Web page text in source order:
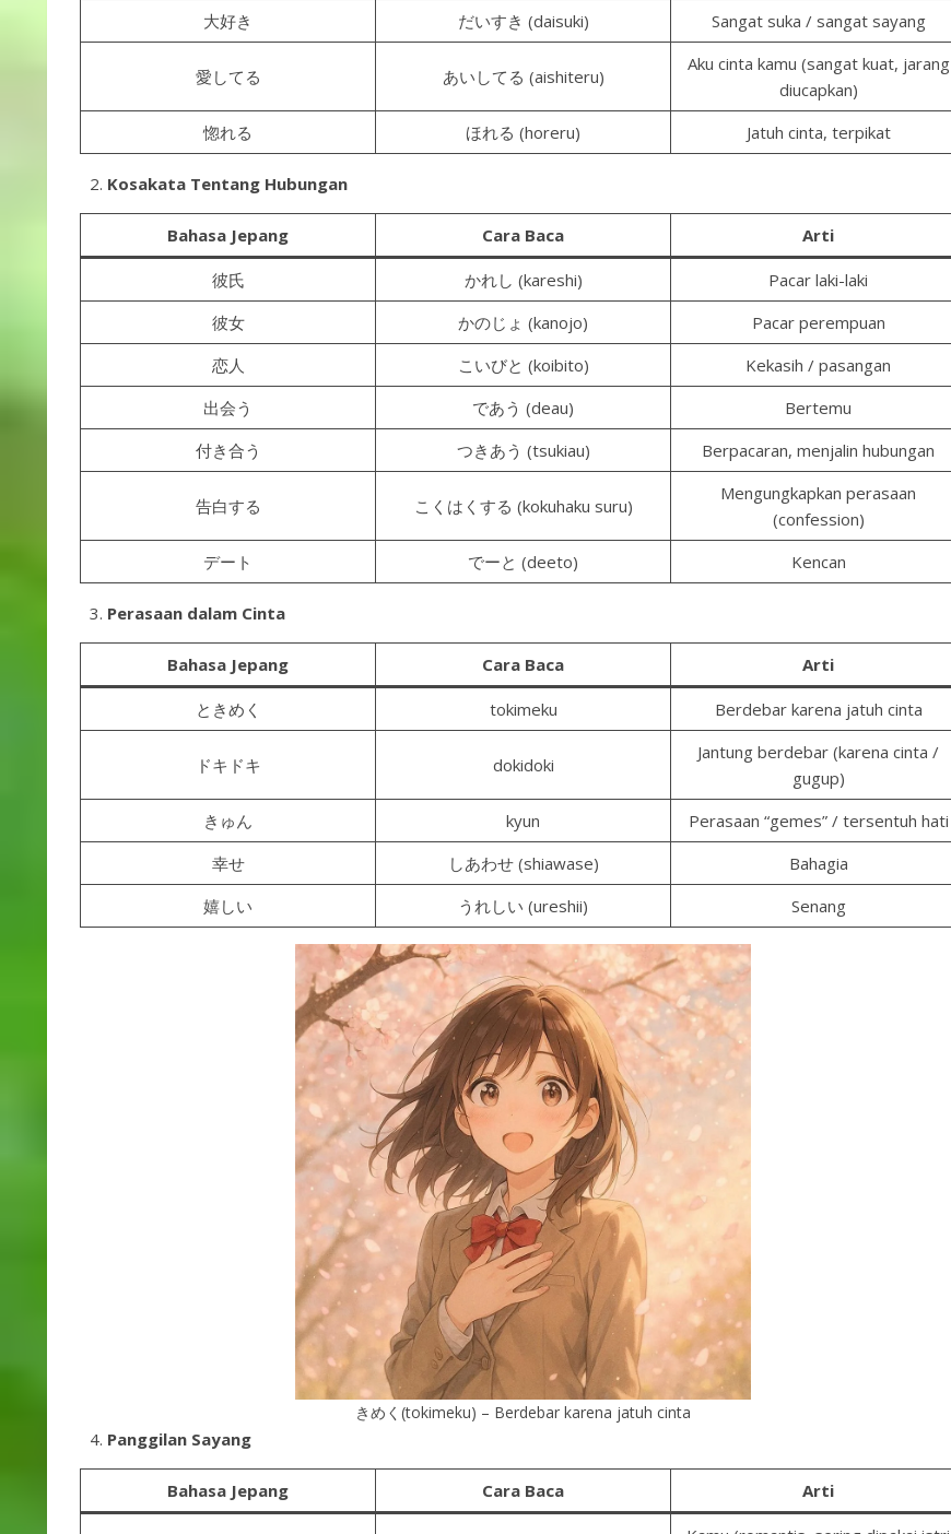
大好き
だいすき (daisuki) Sangat suka / sangat sayang
愛してる あいしてる (aishiteru)
Aku cinta kamu (sangat kuat, jarang
diucapkan)
惚れる
ほれる (horeru) Jatuh cinta, terpikat
Kosakata Tentang Hubungan
Bahasa Jepang Cara Baca Arti
彼氏 かれし (kareshi)
Pacar laki-laki
彼女
かのじょ (kanojo)
Pacar perempuan
恋人
こいびと (koibito)
Kekasih / pasangan
出会う
であう (deau)
Bertemu
付き合う
つきあう (tsukiau) Berpacaran, menjalin hubungan
告白する こくはくする (kokuhaku suru)
Mengungkapkan perasaan
(confession)
デート
でーと (deeto) Kencan
Perasaan dalam Cinta
Bahasa Jepang Cara Baca Arti
ときめく tokimeku Berdebar karena jatuh cinta
ドキドキ dokidoki
Jantung berdebar (karena cinta /
gugup)
きゅん
kyun
Perasaan “gemes” / tersentuh hati
幸せ
しあわせ (shiawase)
Bahagia
嬉しい
うれしい (ureshii) Senang
きめく(tokimeku) – Berdebar karena jatuh cinta
Panggilan Sayang
Bahasa Jepang Cara Baca Arti